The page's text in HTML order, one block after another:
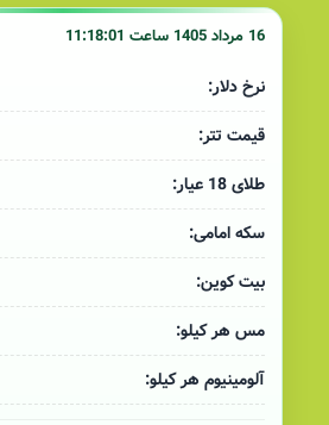
16 مرداد 1405 ساعت 11:18:01
نرخ دلار:
قیمت تتر:
طلای 18 عیار:
سکه امامی:
بیت کوین:
مس هر کیلو:
آلومینیوم هر کیلو: